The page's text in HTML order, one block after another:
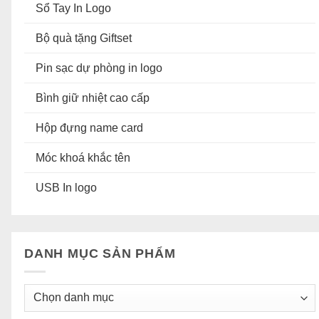
Sổ Tay In Logo
Bộ quà tặng Giftset
Pin sạc dự phòng in logo
Bình giữ nhiệt cao cấp
Hộp đựng name card
Móc khoá khắc tên
USB In logo
DANH MỤC SẢN PHẨM